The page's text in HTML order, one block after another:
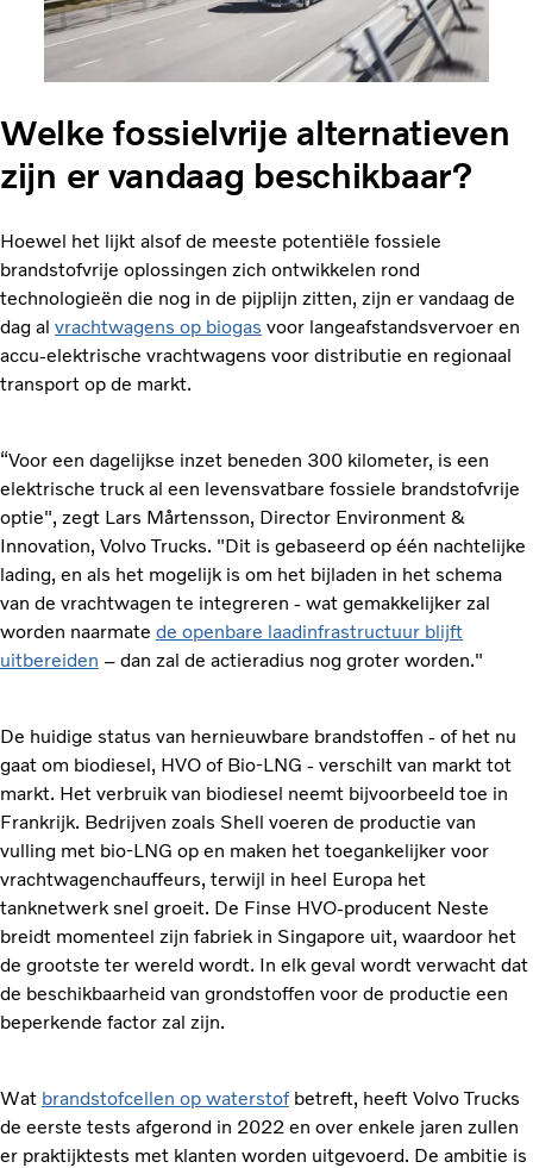
Welke fossielvrije alternatieven
zijn er vandaag beschikbaar?
Hoewel het lijkt alsof de meeste potentiële fossiele
brandstofvrije oplossingen zich ontwikkelen rond
technologieën die nog in de pijplijn zitten, zijn er vandaag de
dag al vrachtwagens op biogas voor langeafstandsvervoer en
accu-elektrische vrachtwagens voor distributie en regionaal
transport op de markt.
“Voor een dagelijkse inzet beneden 300 kilometer, is een
elektrische truck al een levensvatbare fossiele brandstofvrije
optie", zegt Lars Mårtensson, Director Environment &
Innovation, Volvo Trucks. "Dit is gebaseerd op één nachtelijke
lading, en als het mogelijk is om het bijladen in het schema
van de vrachtwagen te integreren - wat gemakkelijker zal
worden naarmate de openbare laadinfrastructuur blijft
uitbereiden – dan zal de actieradius nog groter worden."
De huidige status van hernieuwbare brandstoffen - of het nu
gaat om biodiesel, HVO of Bio-LNG - verschilt van markt tot
markt. Het verbruik van biodiesel neemt bijvoorbeeld toe in
Frankrijk. Bedrijven zoals Shell voeren de productie van
vulling met bio-LNG op en maken het toegankelijker voor
vrachtwagenchauffeurs, terwijl in heel Europa het
tanknetwerk snel groeit. De Finse HVO-producent Neste
breidt momenteel zijn fabriek in Singapore uit, waardoor het
de grootste ter wereld wordt. In elk geval wordt verwacht dat
de beschikbaarheid van grondstoffen voor de productie een
beperkende factor zal zijn.
Wat brandstofcellen op waterstofbetreft, heeft Volvo Trucks
de eerste tests afgerond in 2022 en over enkele jaren zullen
er praktijktests met klanten worden uitgevoerd. De ambitie is